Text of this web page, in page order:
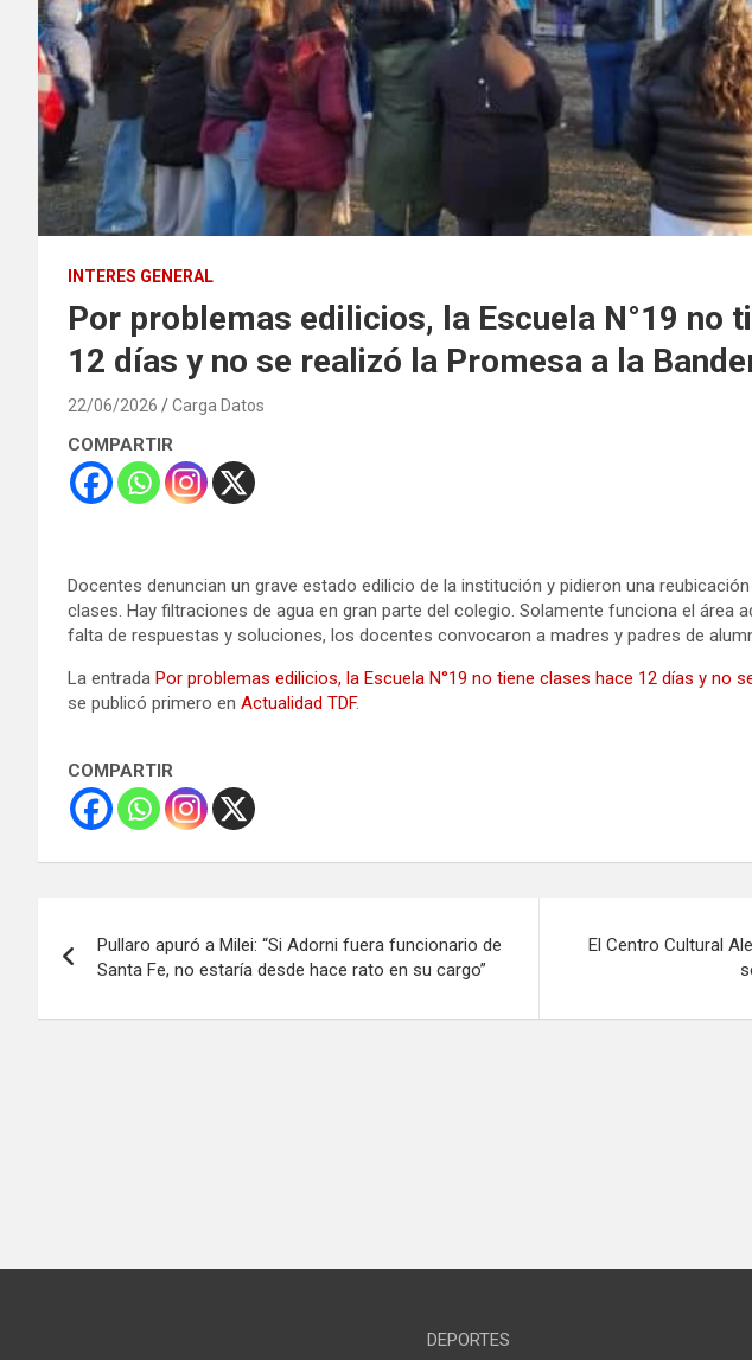
INTERES GENERAL
Por problemas edilicios, la Escuela N°19 no
12 días y no se realizó la Promesa a la
22/06/2026 Carga Datos
COMPARTIR
Docentes denuncian un grave estado edilicio de la institución y pidieron una
clases. Hay filtraciones de agua en gran parte del colegio. Solamente funciona el área
falta de respuestas y soluciones, los docentes convocaron a madres y padres de
La entrada Por problemas edilicios, la Escuela N°19 no tiene clases hace 12 días y no
se publicó primero en Actualidad TDF.
COMPARTIR
de
entradas
Pullaro apuró a Milei: “Si Adorni fuera funcionario de
Santa Fe, no estaría desde hace rato en su cargo”
El Centro Cultural
DEPORTES